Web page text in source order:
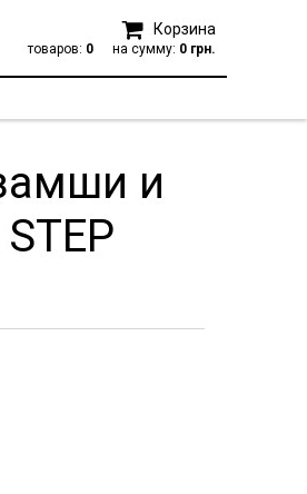
Корзина
товаров: 0 на сумму: 0 грн.
и